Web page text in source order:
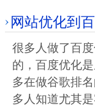
网站优化到
很多人做了百
的，百度优化
多在做谷歌排
多人知道尤其